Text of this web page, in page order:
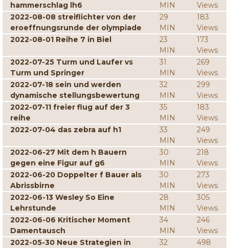
hammerschlag lh6
MIN
Views
2022-08-08 streiflichter von der
eroeffnungsrunde der olympiade
29
MIN
183
Views
2022-08-01 Reihe 7 in Biel
23
MIN
173
Views
2022-07-25 Turm und Laufer vs
Turm und Springer
31
MIN
269
Views
2022-07-18 sein und werden
dynamische stellungsbewertung
32
MIN
299
Views
2022-07-11 freier flug auf der 3
reihe
35
MIN
183
Views
2022-07-04 das zebra auf h1
33
MIN
249
Views
2022-06-27 Mit dem h Bauern
gegen eine Figur auf g6
30
MIN
218
Views
2022-06-20 Doppelter f Bauer als
Abrissbirne
30
MIN
273
Views
2022-06-13 Wesley So Eine
Lehrstunde
28
MIN
305
Views
2022-06-06 Kritischer Moment
Damentausch
34
MIN
246
Views
2022-05-30 Neue Strategien in
32
498